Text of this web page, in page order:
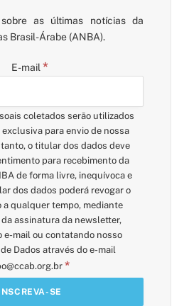
as últimas notícias da
Brasil-Árabe (ANBA).
E-mail *
coletados serão utilizados
para envio de nossa
o titular dos dados deve
para recebimento da
de forma livre, inequívoca e
dos dados poderá revogar o
qualquer tempo, mediante
assinatura da newsletter,
e-mail ou contatando nosso
Dados através do e-mail
*